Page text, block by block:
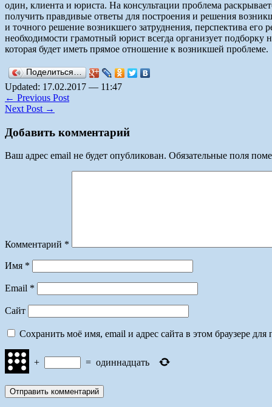
один, клиента и юриста. На консультации проблема
получить правдивые ответы для построения и решения
и точного решение возникшего затруднения, перспектива
необходимости грамотный юрист всегда организует подборку
которая будет иметь прямое отношение к возникшей проблеме.
Поделиться…
Updated: 17.02.2017 — 11:47
← Previous Post
Next Post →
Добавить комментарий
Ваш адрес email не будет опубликован. Обязательные поля
Комментарий *
Имя *
Email *
Сайт
Сохранить моё имя, email и адрес сайта в этом браузере
+ = одиннадцать